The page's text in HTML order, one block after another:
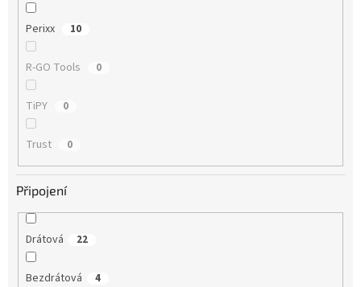
Perixx 10
R-GO Tools 0
TiPY 0
Trust 0
Připojení
Drátová 22
Bezdrátová 4